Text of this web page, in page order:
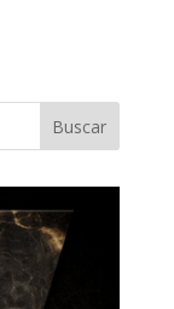
Buscar